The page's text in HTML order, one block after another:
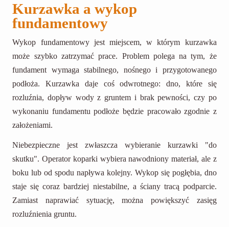
Kurzawka a wykop
fundamentowy
Wykop fundamentowy jest miejscem, w którym kurzawka
może szybko zatrzymać prace. Problem polega na tym, że
fundament wymaga stabilnego, nośnego i przygotowanego
podłoża. Kurzawka daje coś odwrotnego: dno, które się
rozluźnia, dopływ wody z gruntem i brak pewności, czy po
wykonaniu fundamentu podłoże będzie pracowało zgodnie z
założeniami.
Niebezpieczne jest zwłaszcza wybieranie kurzawki "do
skutku". Operator koparki wybiera nawodniony materiał, ale z
boku lub od spodu napływa kolejny. Wykop się pogłębia, dno
staje się coraz bardziej niestabilne, a ściany tracą podparcie.
Zamiast naprawiać sytuację, można powiększyć zasięg
rozluźnienia gruntu.